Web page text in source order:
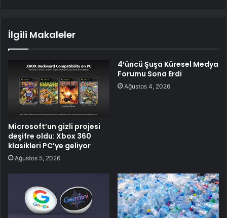
İlgili Makaleler
Microsoft’un gizli projesi
deşifre oldu: Xbox 360
klasikleri PC’ye geliyor
Ağustos 5, 2026
4’üncü Şuşa Küresel Medya
Forumu Sona Erdi
Ağustos 4, 2026